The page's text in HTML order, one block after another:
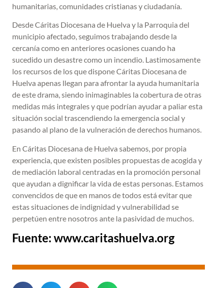
humanitarias, comunidades cristianas y ciudadanía.
Desde Cáritas Diocesana de Huelva y la Parroquia del
municipio afectado, seguimos trabajando desde la
cercanía como en anteriores ocasiones cuando ha
sucedido un desastre como un incendio. Lastimosamente
los recursos de los que dispone Cáritas Diocesana de
Huelva apenas llegan para afrontar la ayuda humanitaria
de este drama, siendo inimaginables la cobertura de otras
medidas más integrales y que podrían ayudar a paliar esta
situación social trascendiendo la emergencia social y
pasando al plano de la vulneración de derechos humanos.
En Cáritas Diocesana de Huelva sabemos, por propia
experiencia, que existen posibles propuestas de acogida y
de mediación laboral centradas en la promoción personal
que ayudan a dignificar la vida de estas personas. Estamos
convencidos de que en manos de todos está evitar que
estas situaciones de indignidad y vulnerabilidad se
perpetúen entre nosotros ante la pasividad de muchos.
Fuente: www.caritashuelva.org